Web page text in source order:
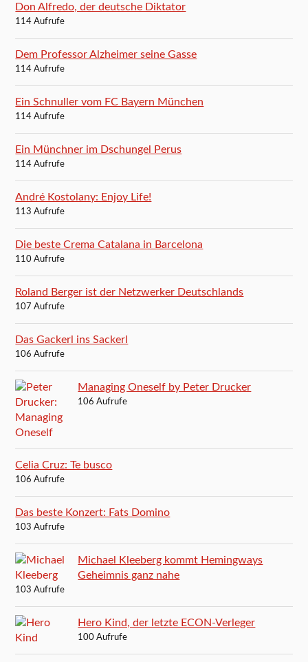
Don Alfredo, der deutsche Diktator
114 Aufrufe
Dem Professor Alzheimer seine Gasse
114 Aufrufe
Ein Schnuller vom FC Bayern München
114 Aufrufe
Ein Münchner im Dschungel Perus
114 Aufrufe
André Kostolany: Enjoy Life!
113 Aufrufe
Die beste Crema Catalana in Barcelona
110 Aufrufe
Roland Berger ist der Netzwerker Deutschlands
107 Aufrufe
Das Gackerl ins Sackerl
106 Aufrufe
Managing Oneself by Peter Drucker
106 Aufrufe
Celia Cruz: Te busco
106 Aufrufe
Das beste Konzert: Fats Domino
103 Aufrufe
Michael Kleeberg kommt Hemingways
Geheimnis ganz nahe
103 Aufrufe
Hero Kind, der letzte ECON-Verleger
100 Aufrufe